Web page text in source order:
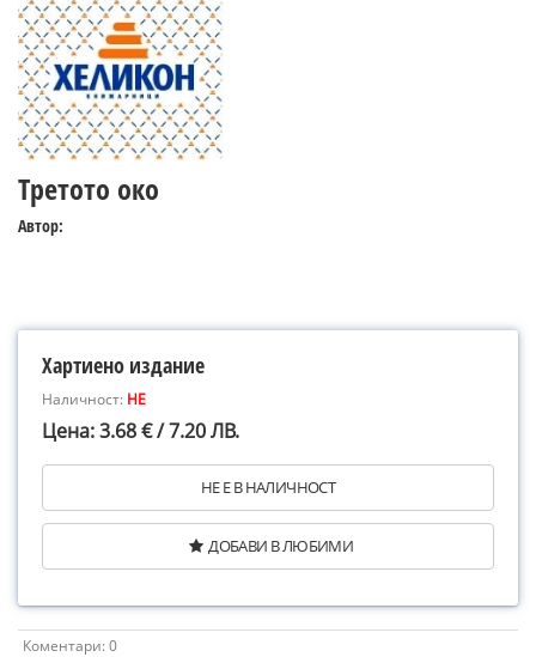
Третото око
Автор:
Хартиено издание
Наличност: НЕ
Цена: 3.68 € / 7.20 ЛВ.
НЕ Е В НАЛИЧНОСТ
ДОБАВИ В ЛЮБИМИ
Коментари: 0